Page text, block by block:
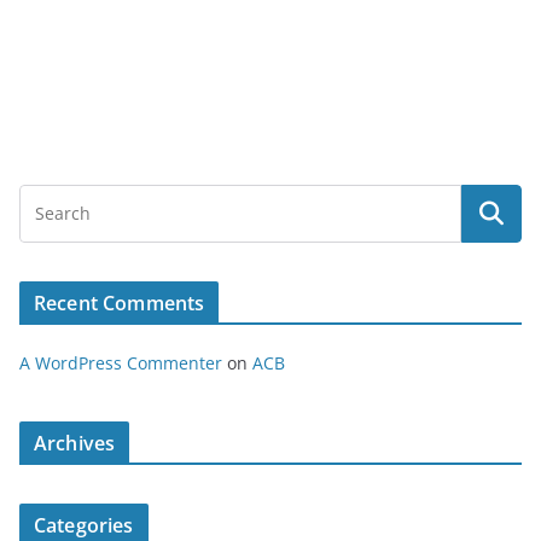
Recent Comments
A WordPress Commenter on ACB
Archives
Categories